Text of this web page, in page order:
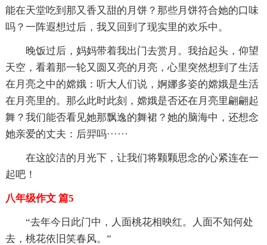
能在天堂吃到那又香又甜的月饼？那些月饼符合她的口味
吗？一阵遐想过后，我又回到了现实里的欢乐中。
晚饭过后，妈妈带着我出门去赏月。我抬起头，仰望
天空，看着那一轮又圆又亮的月亮，心里突然想到了生活
在月亮之中的嫦娥：听大人们说，婀娜多姿的嫦娥是生活
在月亮里的。那么此时此刻，嫦娥是否还在月亮里翩翩起
舞？我们能否看见她那飘逸的舞裙？她的脑海中，还想念
她亲爱的丈夫：后羿吗······
在这皎洁的月光下，让我们将颗颗思念的心紧连在一
起吧！
八年级作文 篇5
“去年今日此门中，人面桃花相映红。人面不知何处
去，桃花依旧笑春风。”